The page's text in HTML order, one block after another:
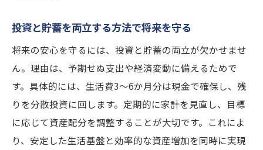
投資と貯蓄を両立する方法で将来を守る
将来の安心を守るには、投資と貯蓄の両立が欠かせませ
ん。理由は、予期せぬ支出や経済変動に備えるためで
す。具体的には、生活費3～6か月分は現金で確保し、残
りを分散投資に回します。定期的に家計を見直し、目標
に応じて資産配分を調整することが大切です。これによ
り、安定した生活基盤と効率的な資産増加を同時に実現